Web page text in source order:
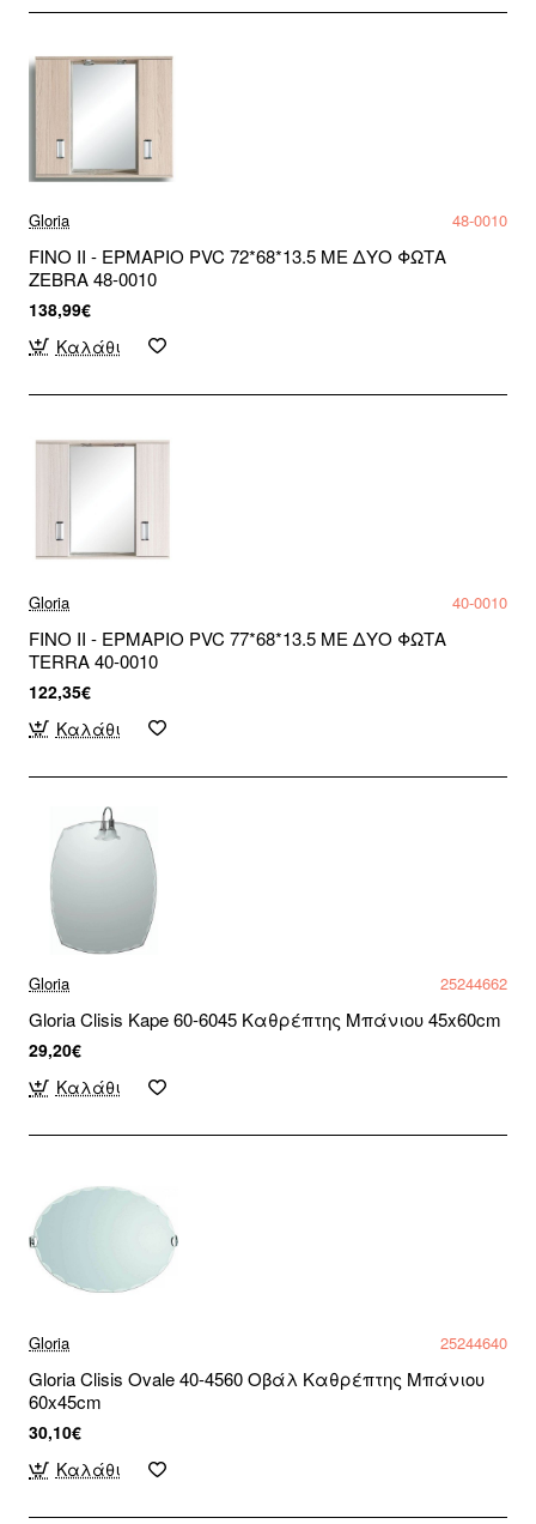
Gloria 48-0010
FINO II - ΕΡΜΑΡΙΟ PVC 72*68*13.5 ΜΕ ΔΥΟ ΦΩΤΑ
ZEBRA 48-0010
138,99€
Καλάθι
Gloria 40-0010
FINO II - ΕΡΜΑΡΙΟ PVC 77*68*13.5 ΜΕ ΔΥΟ ΦΩΤΑ
TERRA 40-0010
122,35€
Καλάθι
Gloria 25244662
Gloria Clisis Kape 60-6045 Καθρέπτης Μπάνιου 45x60cm
29,20€
Καλάθι
Gloria 25244640
Gloria Clisis Ovale 40-4560 Οβάλ Καθρέπτης Μπάνιου
60x45cm
30,10€
Καλάθι